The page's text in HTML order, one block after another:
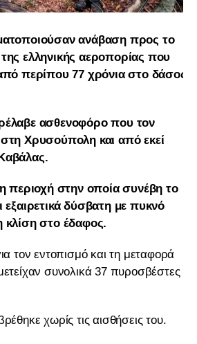
ανάβαση προς το
ελληνικής αεροπορίας που
περίπου 77 χρόνια στο δάσος
ασθενοφόρο που τον
στη Χρυσούπολη και από εκεί
η περιοχή στην οποία συνέβη το
εξαιρετικά δύσβατη με πυκνό
κλίση στο έδαφος.
τον εντοπισμό και τη μεταφορά
συνολικά 37 πυροσβέστες
χωρίς τις αισθήσεις του.